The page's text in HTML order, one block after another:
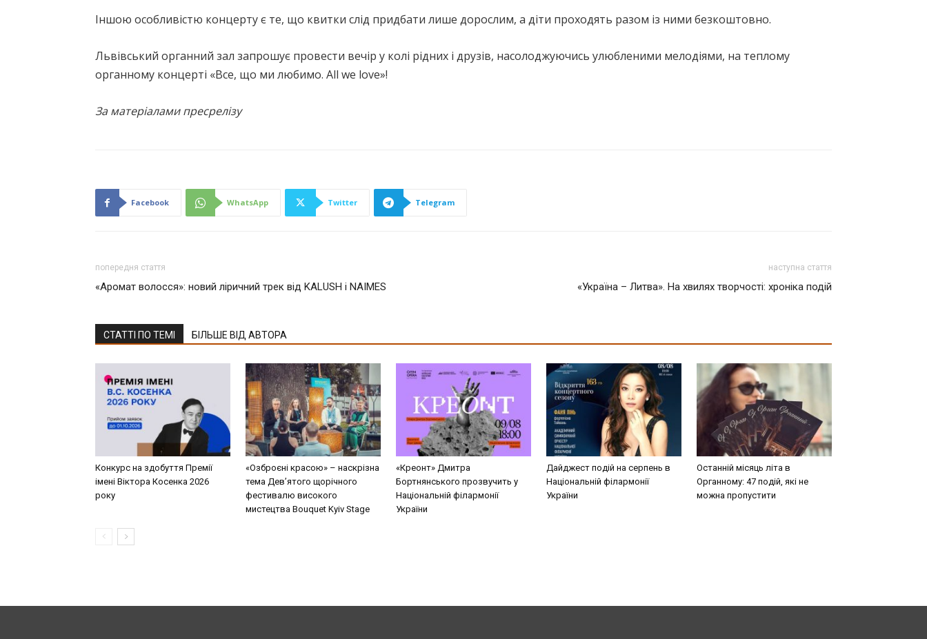
Іншою особливістю концерту є те, що квитки слід придбати лише дорослим, а діти проходять разом із ними безкоштовно.
Львівський органний зал запрошує провести вечір у колі рідних і друзів, насолоджуючись улюбленими мелодіями, на теплому
органному концерті «Все, що ми любимо. All we love»!
За матеріалами пресрелізу
Facebook WhatsApp Twitter Telegram
попередня стаття
«Аромат волосся»: новий ліричний трек від KALUSH і NAIMES
наступна стаття
«Україна – Литва». На хвилях творчості: хроніка подій
СТАТТІ ПО ТЕМІ БІЛЬШЕ ВІД АВТОРА
Конкурс на здобуття Премії
імені Віктора Косенка 2026
року
«Озброєні красою» – наскрізна
тема Дев’ятого щорічного
фестивалю високого
мистецтва Bouquet Kyiv Stage
«Креонт» Дмитра
Бортнянського прозвучить у
Національній філармонії
України
Дайджест подій на серпень в
Національній філармонії
України
Останній місяць літа в
Органному: 47 подій, які не
можна пропустити